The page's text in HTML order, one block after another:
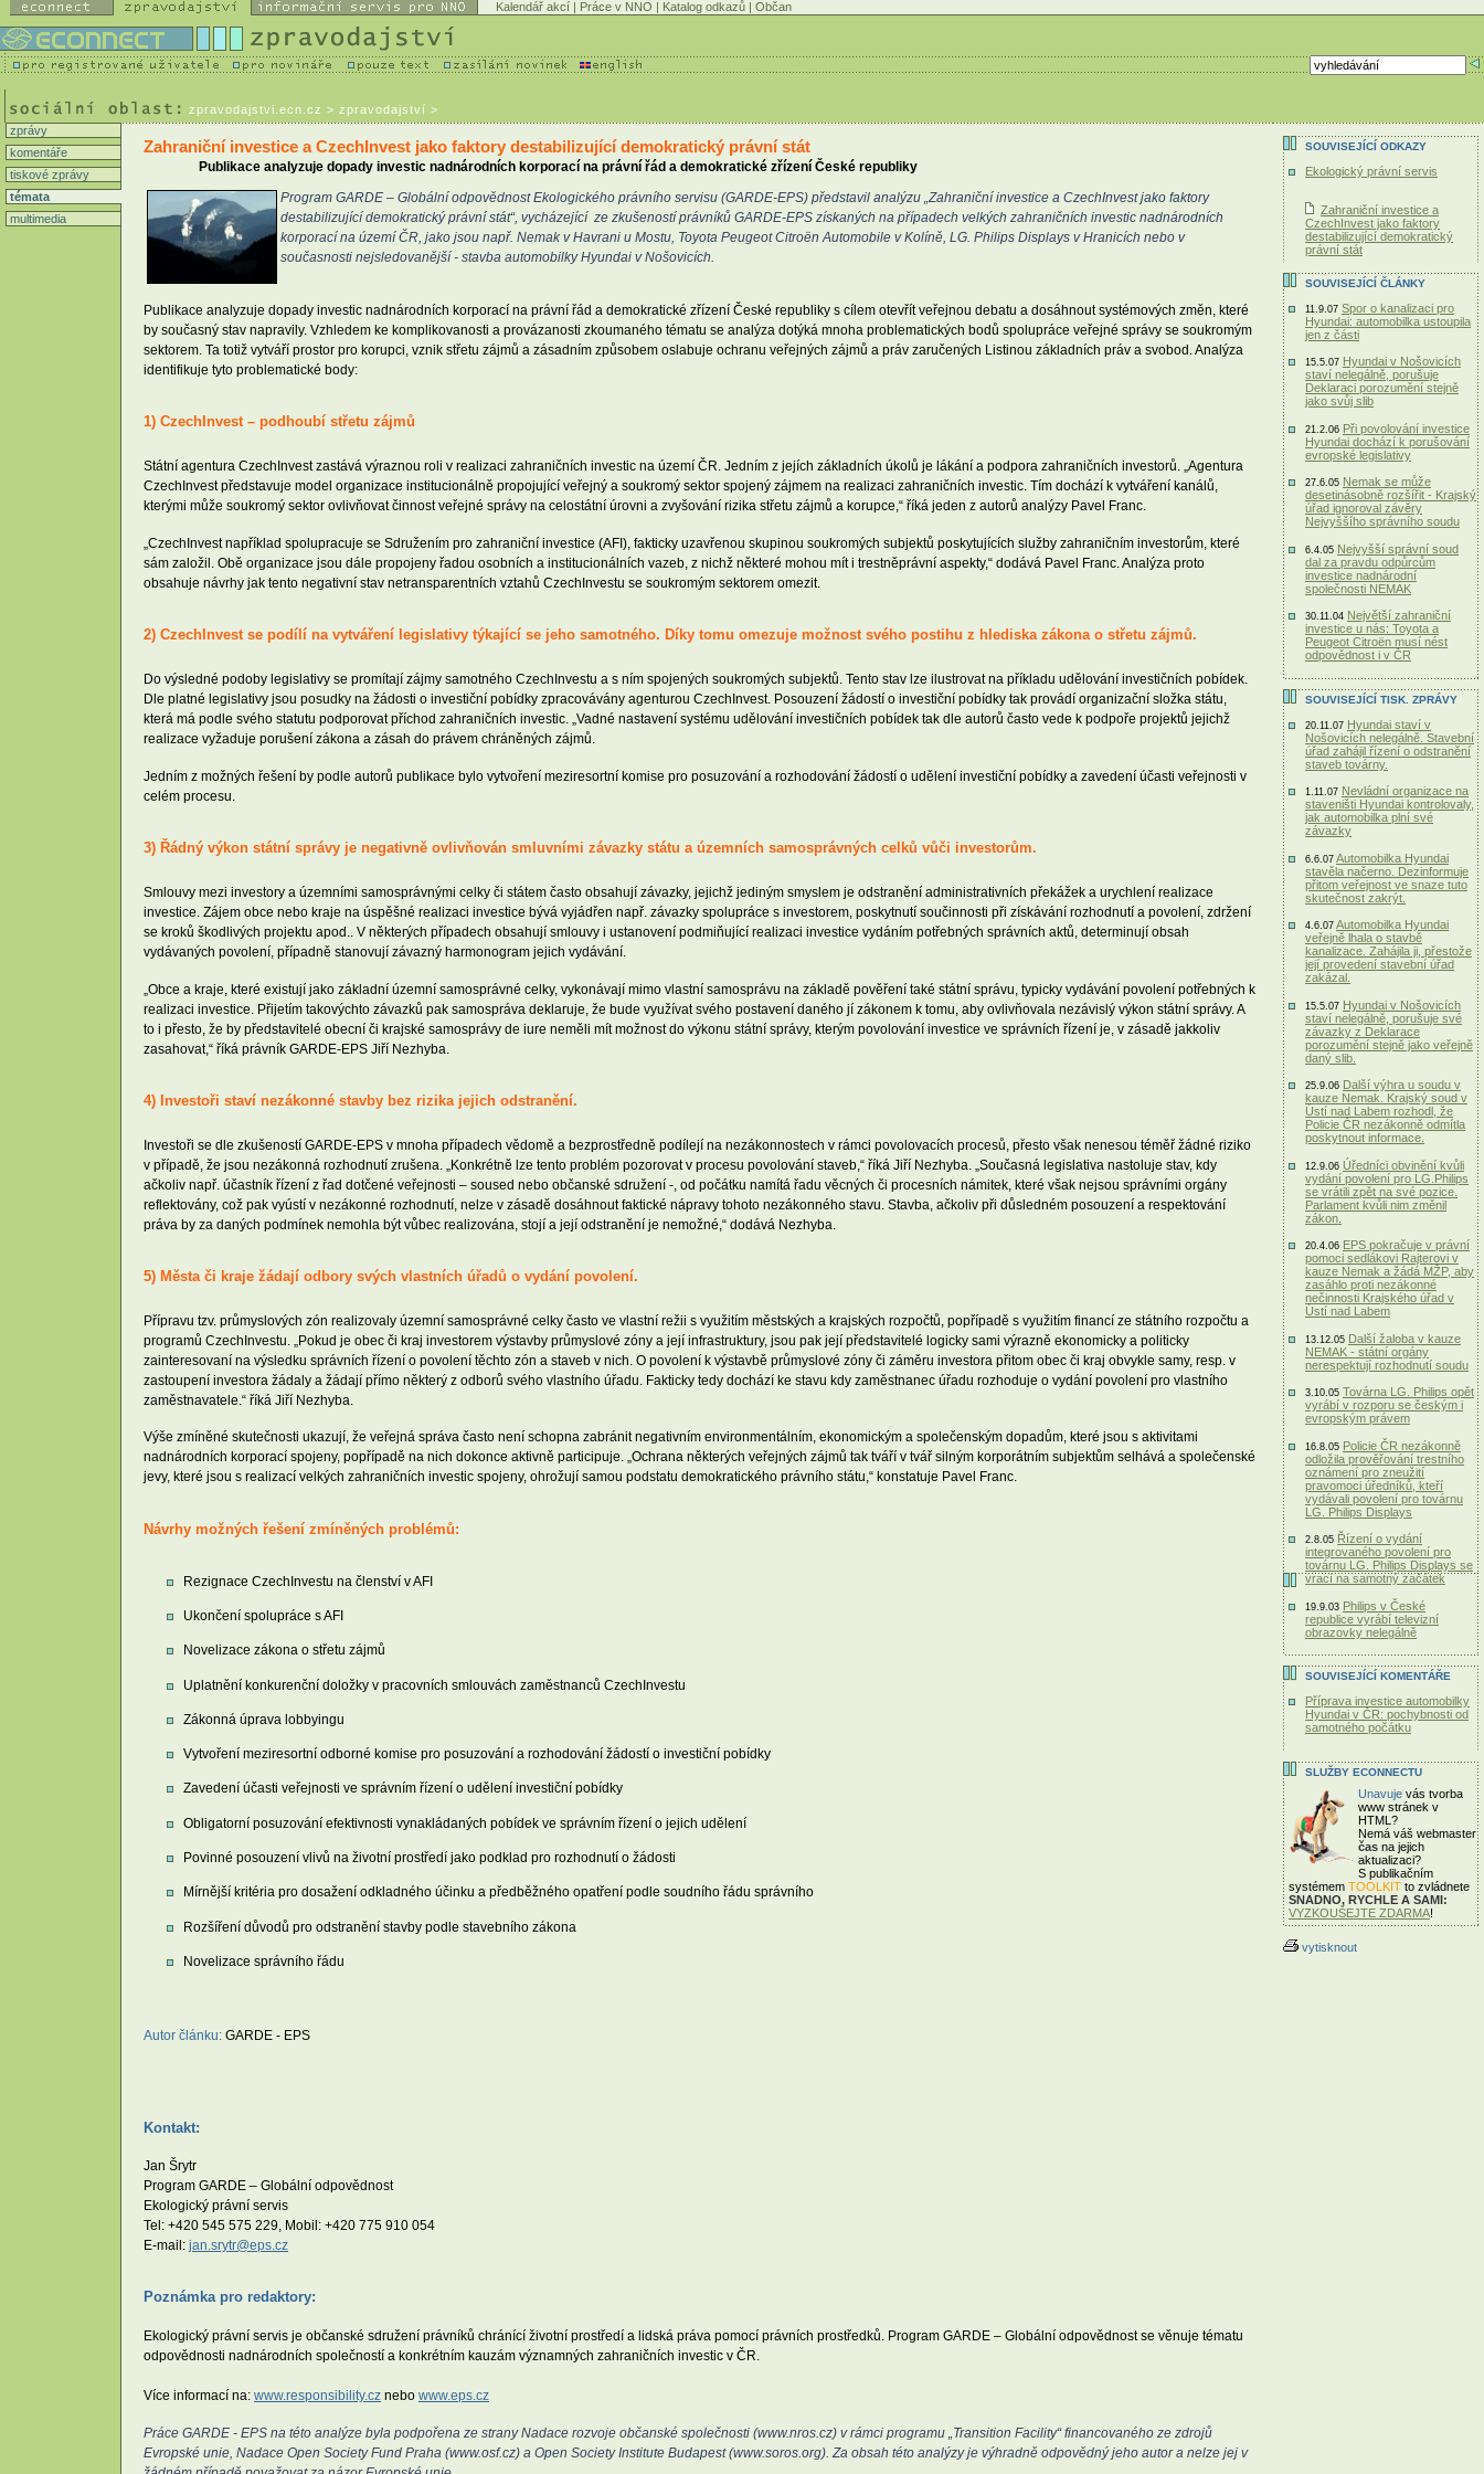
Kalendář akcí | Práce v NNO | Katalog odkazů | Občan
zpravodajstvi.ecn.cz > zpravodajství >
zprávy
komentáře
tiskové zprávy
témata
multimedia
Zahraniční investice a CzechInvest jako faktory destabilizující demokratický právní stát
Publikace analyzuje dopady investic nadnárodních korporací na právní řád a demokratické zřízení České republiky
Program GARDE – Globální odpovědnost Ekologického právního servisu (GARDE-EPS) představil analýzu „Zahraniční investice a CzechInvest jako faktory
destabilizující demokratický právní stát“, vycházející ze zkušeností právníků GARDE-EPS získaných na případech velkých zahraničních investic nadnárodních
korporací na území ČR, jako jsou např. Nemak v Havrani u Mostu, Toyota Peugeot Citroën Automobile v Kolíně, LG. Philips Displays v Hranicích nebo v
současnosti nejsledovanější - stavba automobilky Hyundai v Nošovicích.
Publikace analyzuje dopady investic nadnárodních korporací na právní řád a demokratické zřízení České republiky s cílem otevřít veřejnou debatu a dosáhnout systémových změn, které
by současný stav napravily. Vzhledem ke komplikovanosti a provázanosti zkoumaného tématu se analýza dotýká mnoha problematických bodů spolupráce veřejné správy se soukromým
sektorem. Ta totiž vytváří prostor pro korupci, vznik střetu zájmů a zásadním způsobem oslabuje ochranu veřejných zájmů a práv zaručených Listinou základních práv a svobod. Analýza
identifikuje tyto problematické body:
1) CzechInvest – podhoubí střetu zájmů
Státní agentura CzechInvest zastává výraznou roli v realizaci zahraničních investic na území ČR. Jedním z jejích základních úkolů je lákání a podpora zahraničních investorů. „Agentura
CzechInvest představuje model organizace institucionálně propojující veřejný a soukromý sektor spojený zájmem na realizaci zahraničních investic. Tím dochází k vytváření kanálů,
kterými může soukromý sektor ovlivňovat činnost veřejné správy na celostátní úrovni a zvyšování rizika střetu zájmů a korupce,“ říká jeden z autorů analýzy Pavel Franc.
„CzechInvest například spolupracuje se Sdružením pro zahraniční investice (AFI), fakticky uzavřenou skupinou soukromých subjektů poskytujících služby zahraničním investorům, které
sám založil. Obě organizace jsou dále propojeny řadou osobních a institucionálních vazeb, z nichž některé mohou mít i trestněprávní aspekty,“ dodává Pavel Franc. Analýza proto
obsahuje návrhy jak tento negativní stav netransparentních vztahů CzechInvestu se soukromým sektorem omezit.
2) CzechInvest se podílí na vytváření legislativy týkající se jeho samotného. Díky tomu omezuje možnost svého postihu z hlediska zákona o střetu zájmů.
Do výsledné podoby legislativy se promítají zájmy samotného CzechInvestu a s ním spojených soukromých subjektů. Tento stav lze ilustrovat na příkladu udělování investičních pobídek.
Dle platné legislativy jsou posudky na žádosti o investiční pobídky zpracovávány agenturou CzechInvest. Posouzení žádostí o investiční pobídky tak provádí organizační složka státu,
která má podle svého statutu podporovat příchod zahraničních investic. „Vadné nastavení systému udělování investičních pobídek tak dle autorů často vede k podpoře projektů jejichž
realizace vyžaduje porušení zákona a zásah do právem chráněných zájmů.
Jedním z možných řešení by podle autorů publikace bylo vytvoření meziresortní komise pro posuzování a rozhodování žádostí o udělení investiční pobídky a zavedení účasti veřejnosti v
celém procesu.
3) Řádný výkon státní správy je negativně ovlivňován smluvními závazky státu a územních samosprávných celků vůči investorům.
Smlouvy mezi investory a územními samosprávnými celky či státem často obsahují závazky, jejichž jediným smyslem je odstranění administrativních překážek a urychlení realizace
investice. Zájem obce nebo kraje na úspěšné realizaci investice bývá vyjádřen např. závazky spolupráce s investorem, poskytnutí součinnosti při získávání rozhodnutí a povolení, zdržení
se kroků škodlivých projektu apod.. V některých případech obsahují smlouvy i ustanovení podmiňující realizaci investice vydáním potřebných správních aktů, determinují obsah
vydávaných povolení, případně stanovují závazný harmonogram jejich vydávání.
„Obce a kraje, které existují jako základní územní samosprávné celky, vykonávají mimo vlastní samosprávu na základě pověření také státní správu, typicky vydávání povolení potřebných k
realizaci investice. Přijetím takovýchto závazků pak samospráva deklaruje, že bude využívat svého postavení daného jí zákonem k tomu, aby ovlivňovala nezávislý výkon státní správy. A
to i přesto, že by představitelé obecní či krajské samosprávy de iure neměli mít možnost do výkonu státní správy, kterým povolování investice ve správních řízení je, v zásadě jakkoliv
zasahovat,“ říká právník GARDE-EPS Jiří Nezhyba.
4) Investoři staví nezákonné stavby bez rizika jejich odstranění.
Investoři se dle zkušeností GARDE-EPS v mnoha případech vědomě a bezprostředně podílejí na nezákonnostech v rámci povolovacích procesů, přesto však nenesou téměř žádné riziko
v případě, že jsou nezákonná rozhodnutí zrušena. „Konkrétně lze tento problém pozorovat v procesu povolování staveb,“ říká Jiří Nezhyba. „Současná legislativa nastoluje stav, kdy
ačkoliv např. účastník řízení z řad dotčené veřejnosti – soused nebo občanské sdružení -, od počátku namítá řadu věcných či procesních námitek, které však nejsou správními orgány
reflektovány, což pak vyústí v nezákonné rozhodnutí, nelze v zásadě dosáhnout faktické nápravy tohoto nezákonného stavu. Stavba, ačkoliv při důsledném posouzení a respektování
práva by za daných podmínek nemohla být vůbec realizována, stojí a její odstranění je nemožné,“ dodává Nezhyba.
5) Města či kraje žádají odbory svých vlastních úřadů o vydání povolení.
Přípravu tzv. průmyslových zón realizovaly územní samosprávné celky často ve vlastní režii s využitím městských a krajských rozpočtů, popřípadě s využitím financí ze státního rozpočtu a
programů CzechInvestu. „Pokud je obec či kraj investorem výstavby průmyslové zóny a její infrastruktury, jsou pak její představitelé logicky sami výrazně ekonomicky a politicky
zainteresovaní na výsledku správních řízení o povolení těchto zón a staveb v nich. O povolení k výstavbě průmyslové zóny či záměru investora přitom obec či kraj obvykle samy, resp. v
zastoupení investora žádaly a žádají přímo některý z odborů svého vlastního úřadu. Fakticky tedy dochází ke stavu kdy zaměstnanec úřadu rozhoduje o vydání povolení pro vlastního
zaměstnavatele.“ říká Jiří Nezhyba.
Výše zmíněné skutečnosti ukazují, že veřejná správa často není schopna zabránit negativním environmentálním, ekonomickým a společenským dopadům, které jsou s aktivitami
nadnárodních korporací spojeny, popřípadě na nich dokonce aktivně participuje. „Ochrana některých veřejných zájmů tak tváří v tvář silným korporátním subjektům selhává a společenské
jevy, které jsou s realizací velkých zahraničních investic spojeny, ohrožují samou podstatu demokratického právního státu,“ konstatuje Pavel Franc.
Návrhy možných řešení zmíněných problémů:
Rezignace CzechInvestu na členství v AFI
Ukončení spolupráce s AFI
Novelizace zákona o střetu zájmů
Uplatnění konkurenční doložky v pracovních smlouvách zaměstnanců CzechInvestu
Zákonná úprava lobbyingu
Vytvoření meziresortní odborné komise pro posuzování a rozhodování žádostí o investiční pobídky
Zavedení účasti veřejnosti ve správním řízení o udělení investiční pobídky
Obligatorní posuzování efektivnosti vynakládaných pobídek ve správním řízení o jejich udělení
Povinné posouzení vlivů na životní prostředí jako podklad pro rozhodnutí o žádosti
Mírnější kritéria pro dosažení odkladného účinku a předběžného opatření podle soudního řádu správního
Rozšíření důvodů pro odstranění stavby podle stavebního zákona
Novelizace správního řádu
Autor článku: GARDE - EPS
Kontakt:
Jan Šrytr
Program GARDE – Globální odpovědnost
Ekologický právní servis
Tel: +420 545 575 229, Mobil: +420 775 910 054
E-mail: jan.srytr@eps.cz
Poznámka pro redaktory:
Ekologický právní servis je občanské sdružení právníků chránící životní prostředí a lidská práva pomocí právních prostředků. Program GARDE – Globální odpovědnost se věnuje tématu
odpovědnosti nadnárodních společností a konkrétním kauzám významných zahraničních investic v ČR.
Více informací na: www.responsibility.cz nebo www.eps.cz
Práce GARDE - EPS na této analýze byla podpořena ze strany Nadace rozvoje občanské společnosti (www.nros.cz) v rámci programu „Transition Facility“ financovaného ze zdrojů
Evropské unie, Nadace Open Society Fund Praha (www.osf.cz) a Open Society Institute Budapest (www.soros.org). Za obsah této analýzy je výhradně odpovědný jeho autor a nelze jej v
SOUVISEJÍCÍ ODKAZY
Ekologický právní servis
Zahraniční investice a
CzechInvest jako faktory
destabilizující demokratický
právní stát
SOUVISEJÍCÍ ČLÁNKY
11.9.07 Spor o kanalizaci pro
Hyundai: automobilka ustoupila
jen z části
15.5.07 Hyundai v Nošovicích
staví nelegálně, porušuje
Deklaraci porozumění stejně
jako svůj slib
21.2.06 Při povolování investice
Hyundai dochází k porušování
evropské legislativy
27.6.05 Nemak se může
desetinásobně rozšířit - Krajský
úřad ignoroval závěry
Nejvyššího správního soudu
6.4.05 Nejvyšší správní soud
dal za pravdu odpůrcům
investice nadnárodní
společnosti NEMAK
30.11.04 Největší zahraniční
investice u nás: Toyota a
Peugeot Citroën musí nést
odpovědnost i v ČR
SOUVISEJÍCÍ TISK. ZPRÁVY
20.11.07 Hyundai staví v
Nošovicích nelegálně. Stavební
úřad zahájil řízení o odstranění
staveb továrny.
1.11.07 Nevládní organizace na
staveništi Hyundai kontrolovaly,
jak automobilka plní své
závazky
6.6.07 Automobilka Hyundai
stavěla načerno. Dezinformuje
přitom veřejnost ve snaze tuto
skutečnost zakrýt.
4.6.07 Automobilka Hyundai
veřejně lhala o stavbě
kanalizace. Zahájila ji, přestože
její provedení stavební úřad
zakázal.
15.5.07 Hyundai v Nošovicích
staví nelegálně, porušuje své
závazky z Deklarace
porozumění stejně jako veřejně
daný slib.
25.9.06 Další výhra u soudu v
kauze Nemak. Krajský soud v
Ústí nad Labem rozhodl, že
Policie ČR nezákonně odmítla
poskytnout informace.
12.9.06 Úředníci obvinění kvůli
vydání povolení pro LG.Philips
se vrátili zpět na své pozice.
Parlament kvůli nim změnil
zákon.
20.4.06 EPS pokračuje v právní
pomoci sedlákovi Rajterovi v
kauze Nemak a žádá MŽP, aby
zasáhlo proti nezákonné
nečinnosti Krajského úřad v
Ústí nad Labem
13.12.05 Další žaloba v kauze
NEMAK - státní orgány
nerespektují rozhodnutí soudu
3.10.05 Továrna LG. Philips opět
vyrábí v rozporu se českým i
evropským právem
16.8.05 Policie ČR nezákonně
odložila prověřování trestního
oznámení pro zneužití
pravomoci úředníků, kteří
vydávali povolení pro továrnu
LG. Philips Displays
2.8.05 Řízení o vydání
integrovaného povolení pro
továrnu LG. Philips Displays se
vrací na samotný začátek
19.9.03 Philips v České
republice vyrábí televizní
obrazovky nelegálně
SOUVISEJÍCÍ KOMENTÁŘE
Příprava investice automobilky
Hyundai v ČR: pochybnosti od
samotného počátku
SLUŽBY ECONNECTU
Unavuje vás tvorba
www stránek v
HTML?
Nemá váš webmaster
čas na jejich
aktualizaci?
S publikačním
systémem TOOLKIT to zvládnete
SNADNO, RYCHLE A SAMI:
VYZKOUŠEJTE ZDARMA!
vytisknout